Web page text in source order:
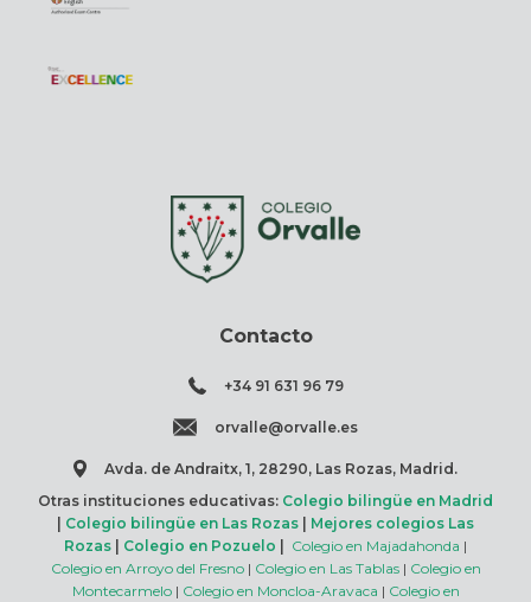
Contacto
+34 91 631 96 79
orvalle@orvalle.es
Avda. de Andraitx, 1, 28290, Las Rozas, Madrid.
Otras instituciones educativas: Colegio bilingüe en Madrid
Colegio bilingüe en Las Rozas
Mejores colegios Las
Rozas
Colegio en Pozuelo Colegio en Majadahonda |
Colegio en Arroyo del Fresno| Colegio en Las Tablas| Colegio en
Montecarmelo| Colegio en Moncloa-Aravaca | Colegio en